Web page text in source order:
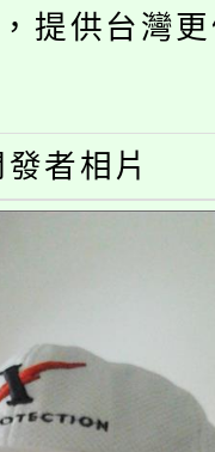
度學生
住民語歌
年度第
甄選結果
年度第
選結果(
大學推廣
通分析基
輔導中心
導、社會
提供台灣
發者相片